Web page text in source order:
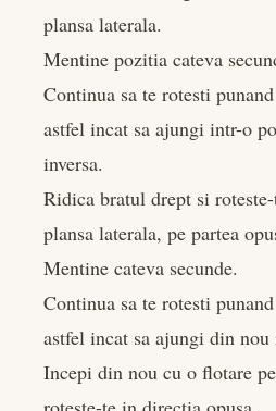
plansa laterala.
Mentine pozitia cateva
Continua sa te rotesti
astfel incat sa ajungi intr-o
inversa.
Ridica bratul drept si
plansa laterala, pe partea
Mentine cateva secunde.
Continua sa te rotesti
astfel incat sa ajungi din
Incepi din nou cu o flotare